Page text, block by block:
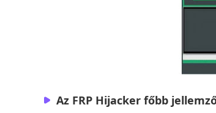
Az FRP Hijacker főbb